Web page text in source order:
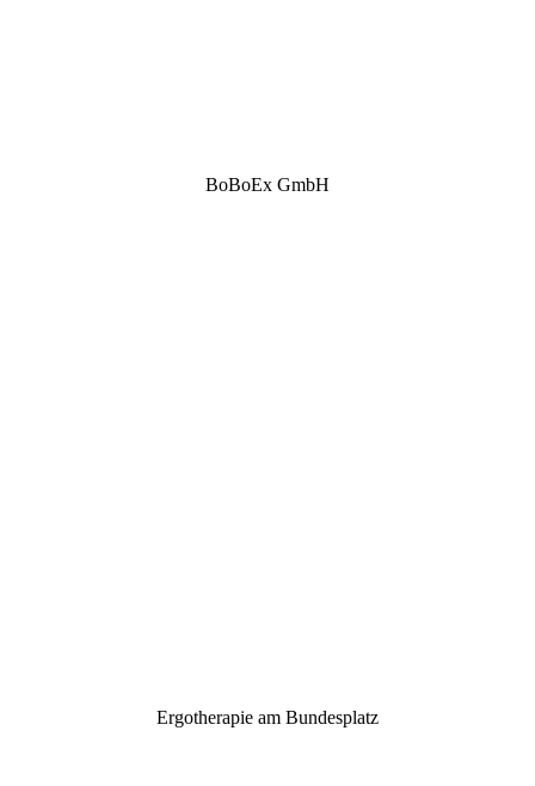
BoBoEx GmbH
Ergotherapie am Bundesplatz